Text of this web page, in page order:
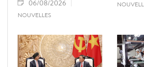
06/08/2026
NOUVELLES